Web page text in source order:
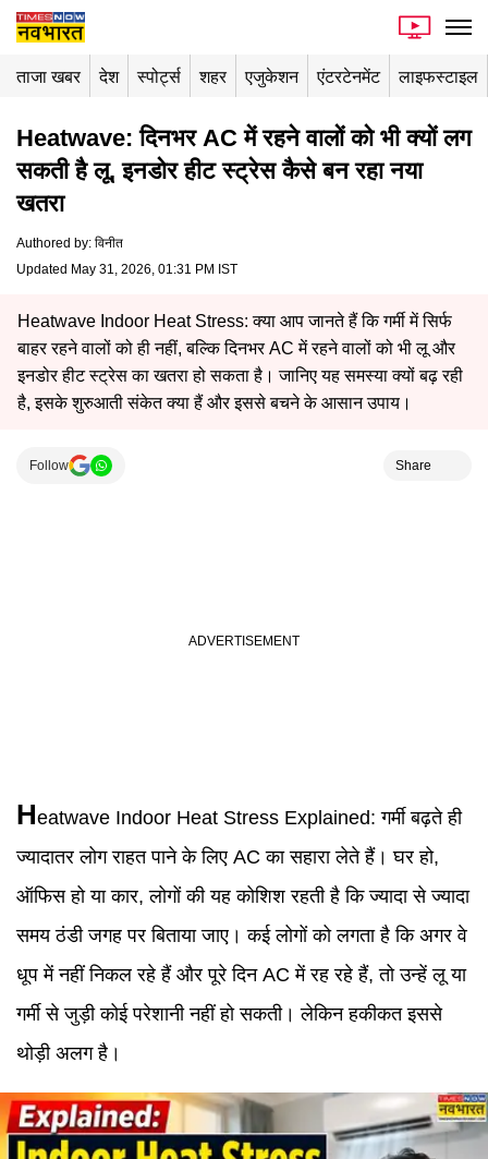
ताजा खबर देश स्पोर्ट्स शहर एजुकेशन एंटरटेनमेंट लाइफस्टाइल
Heatwave: दिनभर AC में रहने वालों को भी क्यों लग
सकती है लू, इनडोर हीट स्ट्रेस कैसे बन रहा नया
खतरा
Authored by: विनीत
Updated May 31, 2026, 01:31 PM IST
Heatwave Indoor Heat Stress: क्या आप जानते हैं कि गर्मी में सिर्फ
बाहर रहने वालों को ही नहीं, बल्कि दिनभर AC में रहने वालों को भी लू और
इनडोर हीट स्ट्रेस का खतरा हो सकता है। जानिए यह समस्या क्यों बढ़ रही
है, इसके शुरुआती संकेत क्या हैं और इससे बचने के आसान उपाय।
Follow Share
Heatwave Indoor Heat Stress Explained:गर्मी बढ़ते ही
ज्यादातर लोग राहत पाने के लिए AC का सहारा लेते हैं। घर हो,
ऑफिस हो या कार, लोगों की यह कोशिश रहती है कि ज्यादा से ज्यादा
समय ठंडी जगह पर बिताया जाए। कई लोगों को लगता है कि अगर वे
धूप में नहीं निकल रहे हैं और पूरे दिन AC में रह रहे हैं, तो उन्हें लू या
गर्मी से जुड़ी कोई परेशानी नहीं हो सकती। लेकिन हकीकत इससे
थोड़ी अलग है।